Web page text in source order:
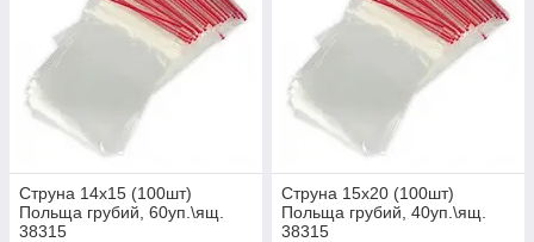
Струна 14х15 (100шт)
Польща грубий, 60уп.\ящ.
38315
Струна 15х20 (100шт)
Польща грубий, 40уп.\ящ.
38315